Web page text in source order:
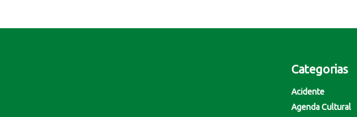
Categorias
Acidente
Agenda Cultural